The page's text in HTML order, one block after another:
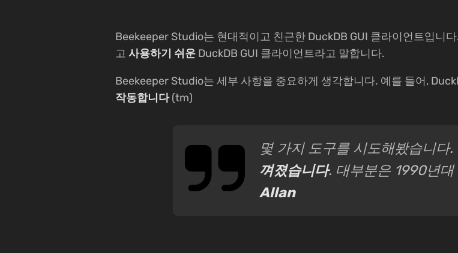
Beekeeper Studio는 현대적이고 친근한 DuckDB GUI 클라이언트입니
고 사용하기 쉬운 DuckDB GUI 클라이언트라고 말합니다.
Beekeeper Studio는 세부 사항을 중요하게 생각합니다. 예를 들어,
작동합니다(tm)
몇 가지 도구를 시도해봤습니다
껴졌습니다. 대부분은 1990년대
Allan